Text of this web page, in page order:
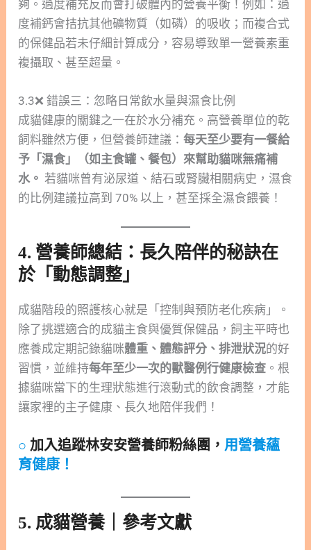
夠。過度補充反而會打破體內的營養平衡！例如：過
度補鈣會拮抗其他礦物質（如磷）的吸收；而複合式
的保健品若未仔細計算成分，容易導致單一營養素重
複攝取、甚至超量。
3.3❌ 錯誤三：忽略日常飲水量與濕食比例
成貓健康的關鍵之一在於水分補充。高營養單位的乾
飼料雖然方便，但營養師建議：每天至少要有一餐給
予「濕食」（如主食罐、餐包）來幫助貓咪無痛補
水。 若貓咪曾有泌尿道、結石或腎臟相關病史，濕食
的比例建議拉高到 70% 以上，甚至採全濕食餵養！
4. 營養師總結：長久陪伴的秘訣在
於「動態調整」
成貓階段的照護核心就是「控制與預防老化疾病」。
除了挑選適合的成貓主食與優質保健品，飼主平時也
應養成定期記錄貓咪體重、體態評分、排泄狀況的好
習慣，並維持每年至少一次的獸醫例行健康檢查 。根
據貓咪當下的生理狀態進行滾動式的飲食調整，才能
讓家裡的主子健康、長久地陪伴我們！
○ 加入追蹤林安安營養師粉絲團，用營養蘊
育健康！
5. 成貓營養｜參考文獻